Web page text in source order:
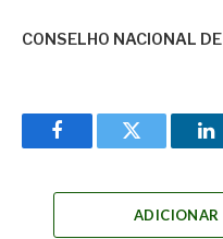
CONSELHO NACIONAL
FacebookTwitter
ADICIONAR